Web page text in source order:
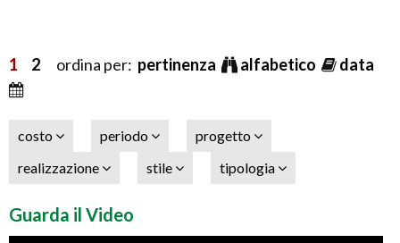
1 2 ordina per: pertinenza alfabetico data
costo periodo
progetto
realizzazione
stile tipologia
Guarda il Video